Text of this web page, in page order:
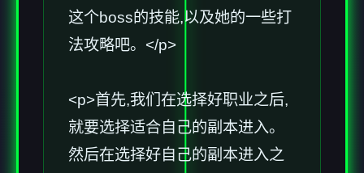
这个boss的技能,以及她的一些打
法攻略吧。</p>
<p>首先,我们在选择好职业之后,
就要选择适合自己的副本进入。
然后在选择好自己的副本进入之